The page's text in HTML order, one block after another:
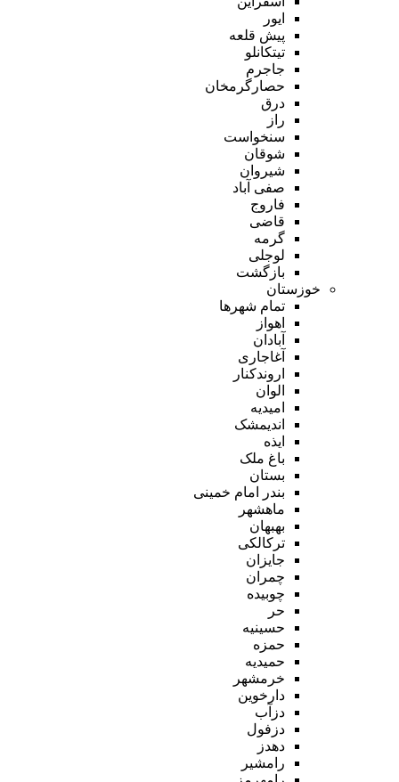
ایور
پیش قلعه
تیتکانلو
جاجرم
حصارگرمخان
درق
راز
سنخواست
شوقان
شیروان
صفی آباد
فاروج
قاضی
گرمه
لوجلی
بازگشت
خوزستان
تمام شهر‌ها
اهواز
آبادان
آغاجاری
اروندکنار
الوان
امیدیه
اندیمشک
ایذه
باغ ملک
بستان
بندر امام خمینی
ماهشهر
بهبهان
ترکالکی
جایزان
چمران
چوبیده
حر
حسینیه
حمزه
حمیدیه
خرمشهر
دارخوین
دزآب
دزفول
دهدز
رامشیر